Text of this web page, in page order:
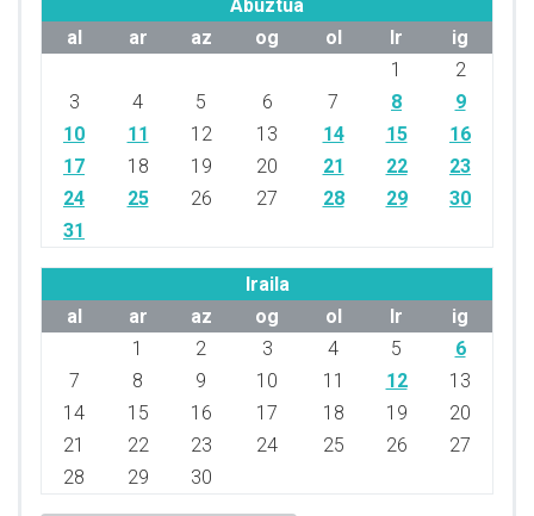
Abuztua
al
ar az og ol lr
ig
1
2
3
4 5 6 7 8
9
10
11 12 13 14 15
16
17
18 19 20 21 22
23
24
25 26 27 28 29
30
31
Iraila
al
ar az og ol lr
ig
1
2 3 4 5
6
7
8 9 10 11 12
13
14
15 16 17 18 19
20
21
22 23 24 25 26
27
28
29 30